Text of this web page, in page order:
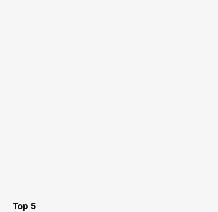
Top 5